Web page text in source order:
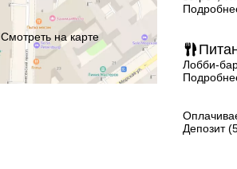
Смотреть на карте
платно,
Лобби-
Депозит